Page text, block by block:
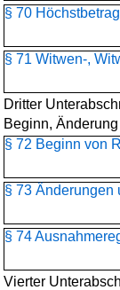
§ 70
§ 71 Witwen-,
Dritter
Beginn,
§ 72 Beginn von
§ 73 Änderungen
§ 74
Vierter